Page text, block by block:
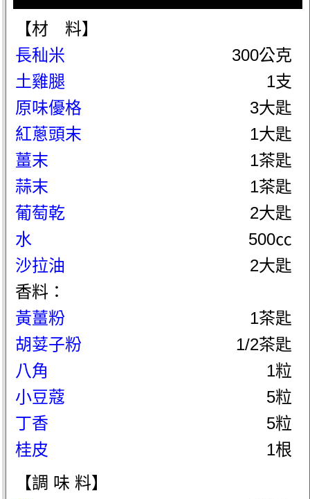
【材 料】
長秈米
300公克
土雞腿
1支
原味優格
3大匙
紅蔥頭末
1大匙
薑末
1茶匙
蒜末
1茶匙
葡萄乾
2大匙
水
500㏄
沙拉油
2大匙
香料：
黃薑粉
1茶匙
胡荽子粉
1/2茶匙
八角
1粒
小豆蔻
5粒
丁香
5粒
桂皮
1根
【調 味 料】